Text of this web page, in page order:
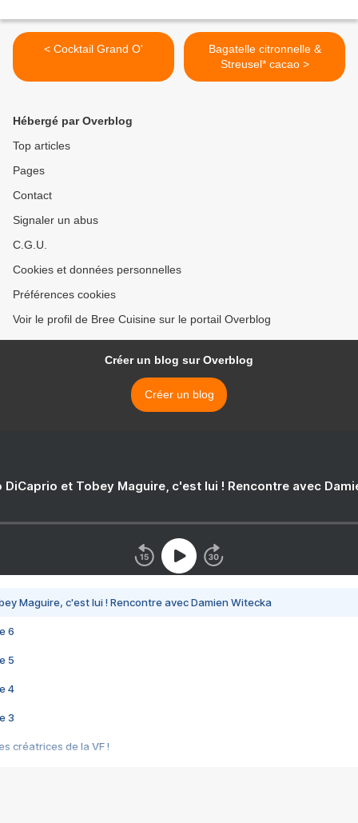
< Cocktail Grand O'
Bagatelle citronnelle &
Streusel* cacao >
Hébergé par Overblog
Top articles
Pages
Contact
Signaler un abus
C.G.U.
Cookies et données personnelles
Préférences cookies
Voir le profil de Bree Cuisine sur le portail Overblog
Créer un blog sur Overblog
Créer un blog
DiCaprio et Tobey Maguire, c'est lui ! Rencontre avec
Maguire, c'est lui ! Rencontre avec Damien Witecka
6
5
4
3
créatrices de la VF !